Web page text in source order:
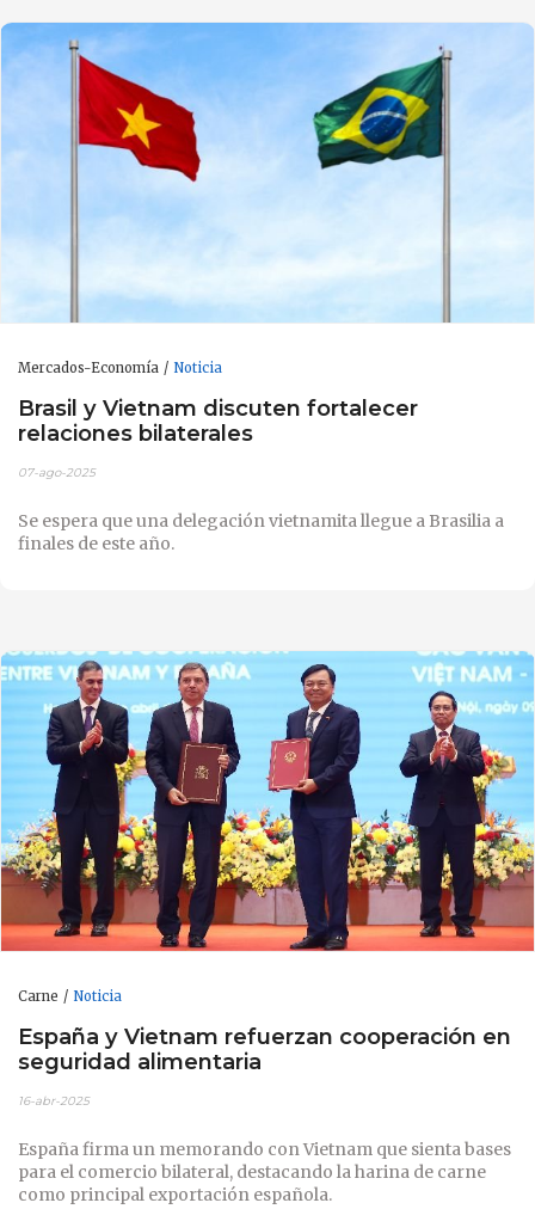
Mercados-Economía Noticia
Brasil y Vietnam discuten fortalecer
relaciones bilaterales
07-ago-2025
Se espera que una delegación vietnamita llegue a Brasilia a
finales de este año.
Carne Noticia
España y Vietnam refuerzan cooperación en
seguridad alimentaria
16-abr-2025
España firma un memorando con Vietnam que sienta bases
para el comercio bilateral, destacando la harina de carne
como principal exportación española.